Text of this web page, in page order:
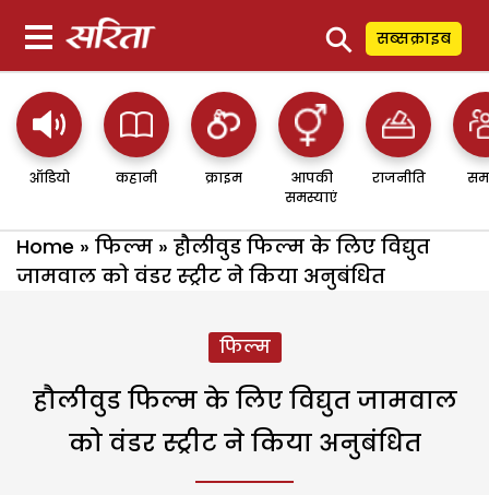
⚲ सब्सक्राइब
ऑडियो कहानी क्राइम
आपकी
समस्याएं
राजनीति
Home » फिल्म » हौलीवुड फिल्म के लिए विद्युत
जामवाल को वंडर स्ट्रीट ने किया अनुबंधित
फिल्म
हौलीवुड फिल्म के लिए विद्युत जामवाल
को वंडर स्ट्रीट ने किया अनुबंधित